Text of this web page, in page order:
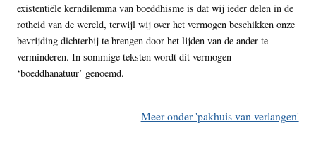
existentiële kerndilemma van boeddhisme is dat wij ieder delen in de
rotheid van de wereld, terwijl wij over het vermogen beschikken onze
bevrijding dichterbij te brengen door het lijden van de ander te
verminderen. In sommige teksten wordt dit vermogen
‘boeddhanatuur’ genoemd.
Meer onder 'pakhuis van verlangen'